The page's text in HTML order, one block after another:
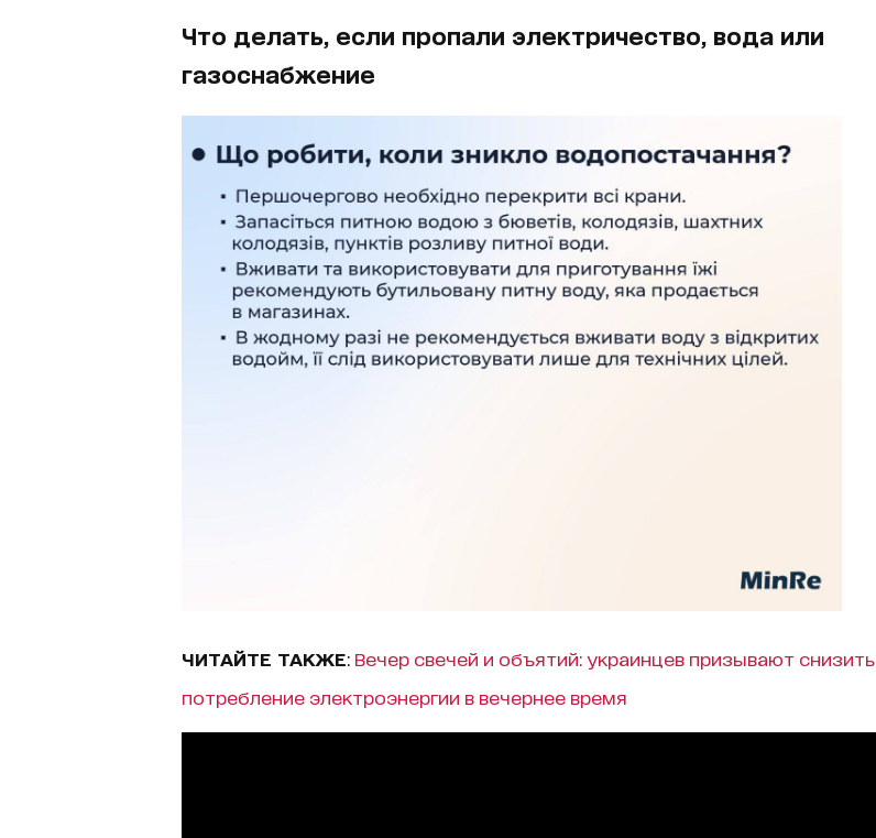
Что делать, если пропали электричество, вода или
газоснабжение
ЧИТАЙТЕ ТАКЖЕ: Вечер свечей и объятий: украинцев призывают снизить
потребление электроэнергии в вечернее время